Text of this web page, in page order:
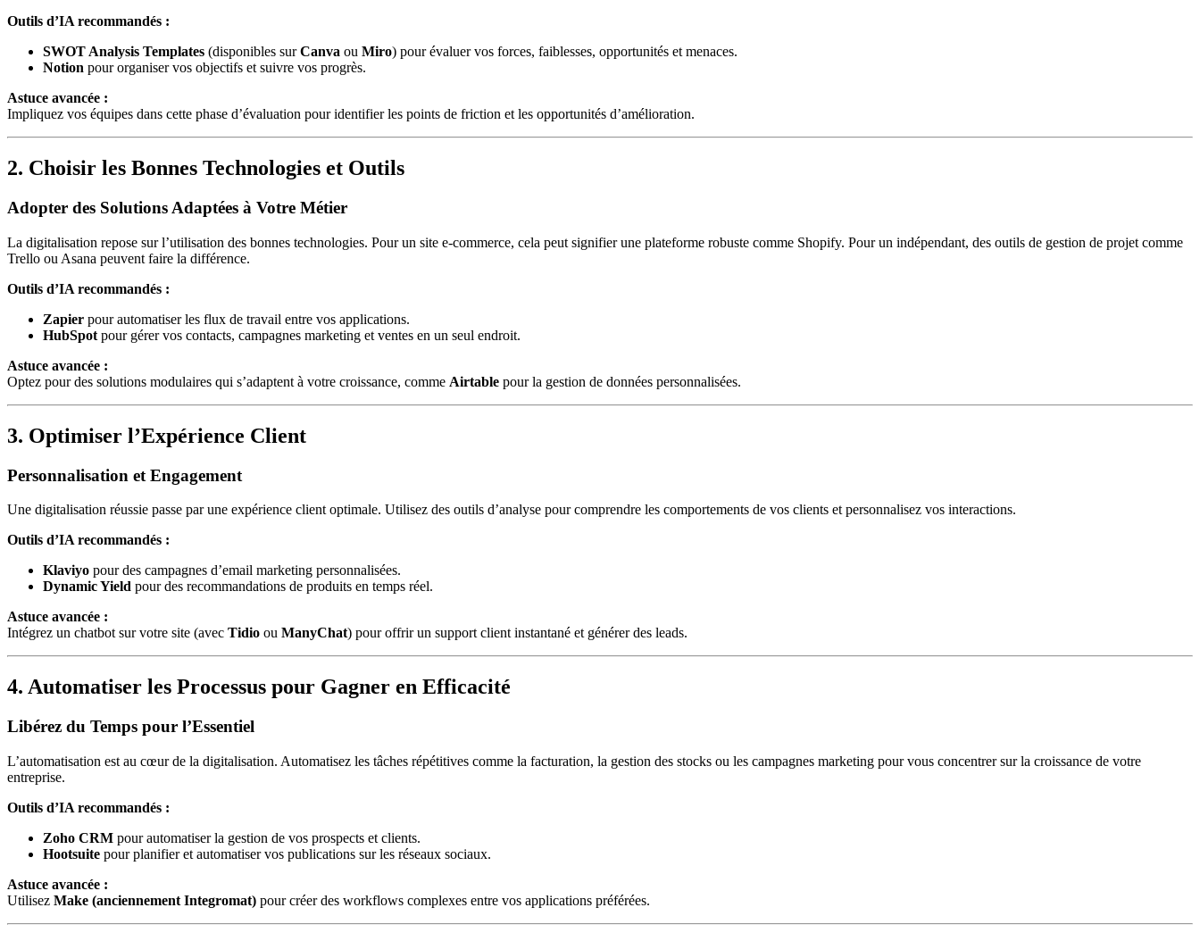
Outils d’IA recommandés :
SWOT Analysis Templates (disponibles surCanva ou Miro) pour évaluer vos forces, faiblesses, opportunités et menaces.
Notion pour organiser vos objectifs et suivre vos progrès.
Astuce avancée :
Impliquez vos équipes dans cette phase d’évaluation pour identifier les points de friction et les opportunités d’amélioration.
2. Choisir les Bonnes Technologies et Outils
Adopter des Solutions Adaptées à Votre Métier
La digitalisation repose sur l’utilisation des bonnes technologies. Pour un site e-commerce, cela peut signifier une plateforme robuste comme Shopify. Pour un indépendant, des outils de gestion de projet comme
Trello ou Asana peuvent faire la différence.
Outils d’IA recommandés :
Zapier pour automatiser les flux de travail entre vos applications.
HubSpot pour gérer vos contacts, campagnes marketing et ventes en un seul endroit.
Astuce avancée :
Optez pour des solutions modulaires qui s’adaptent à votre croissance, comme Airtable pour la gestion de données personnalisées.
3. Optimiser l’Expérience Client
Personnalisation et Engagement
Une digitalisation réussie passe par une expérience client optimale. Utilisez des outils d’analyse pour comprendre les comportements de vos clients et personnalisez vos interactions.
Outils d’IA recommandés :
Klaviyo pour des campagnes d’email marketing personnalisées.
Dynamic Yield pour des recommandations de produits en temps réel.
Astuce avancée :
Intégrez un chatbot sur votre site (avec Tidio ou ManyChat) pour offrir un support client instantané et générer des leads.
4. Automatiser les Processus pour Gagner en Efficacité
Libérez du Temps pour l’Essentiel
L’automatisation est au cœur de la digitalisation. Automatisez les tâches répétitives comme la facturation, la gestion des stocks ou les campagnes marketing pour vous concentrer sur la croissance de votre
entreprise.
Outils d’IA recommandés :
Zoho CRM pour automatiser la gestion de vos prospects et clients.
Hootsuite pour planifier et automatiser vos publications sur les réseaux sociaux.
Astuce avancée :
Utilisez Make (anciennement Integromat) pour créer des workflows complexes entre vos applications préférées.